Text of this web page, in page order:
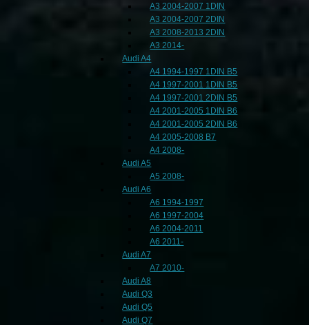
A3 2004-2007 1DIN
A3 2004-2007 2DIN
A3 2008-2013 2DIN
A3 2014-
Audi A4
A4 1994-1997 1DIN B5
A4 1997-2001 1DIN B5
A4 1997-2001 2DIN B5
A4 2001-2005 1DIN B6
A4 2001-2005 2DIN B6
A4 2005-2008 B7
A4 2008-
Audi A5
A5 2008-
Audi A6
A6 1994-1997
A6 1997-2004
A6 2004-2011
A6 2011-
Audi A7
A7 2010-
Audi A8
Audi Q3
Audi Q5
Audi Q7